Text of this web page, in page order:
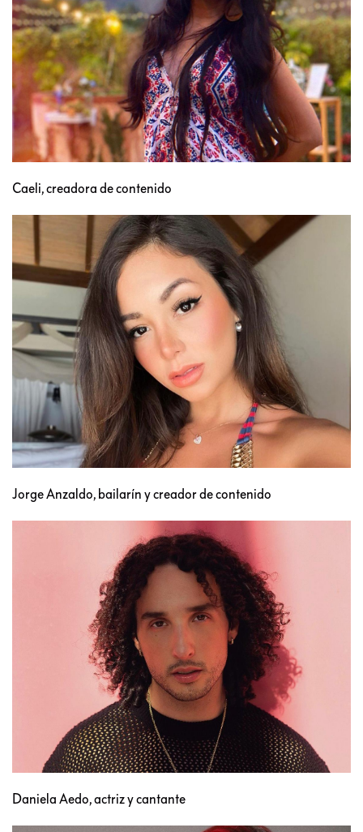
Caeli, creadora de contenido
Jorge Anzaldo, bailarín y creador de contenido
Daniela Aedo, actriz y cantante